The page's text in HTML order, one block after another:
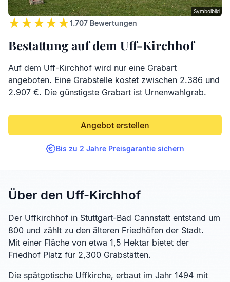
1.707 Bewertungen
Bestattung auf dem Uff-Kirchhof
Auf dem Uff-Kirchhof wird nur eine Grabart
angeboten. Eine Grabstelle kostet zwischen 2.386 und
2.907 €. Die günstigste Grabart ist Urnenwahlgrab.
Angebot erstellen
Bis zu 2 Jahre Preisgarantie sichern
Symbolbild
Über den Uff-Kirchhof
Der Uffkirchhof in Stuttgart-Bad Cannstatt entstand um
800 und zählt zu den älteren Friedhöfen der Stadt.
Mit einer Fläche von etwa 1,5 Hektar bietet der
Friedhof Platz für 2,300 Grabstätten.
Die spätgotische Uffkirche, erbaut im Jahr 1494 mit